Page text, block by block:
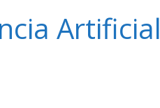
Artificial